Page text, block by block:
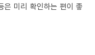
은 미리 확인하는 편이 좋